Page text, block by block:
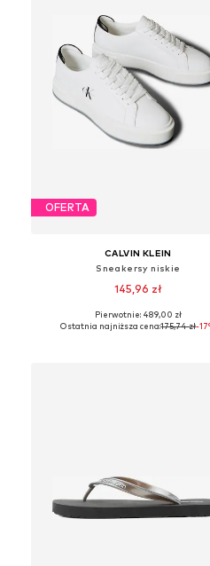
OFERTA
CALVIN KLEIN
Sneakersy niskie
145,96 zł
Dostępne rozmiary: 36, 37, 38, 39,
Pierwotnie: 489,00 zł
Ostatnia najniższa cena:175,74 zł-